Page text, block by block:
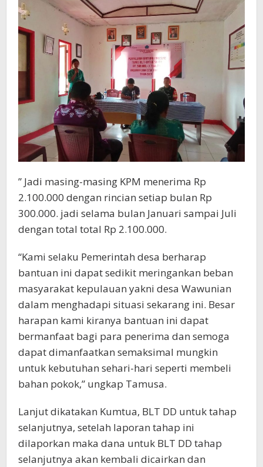
” Jadi masing-masing KPM menerima Rp
2.100.000 dengan rincian setiap bulan Rp
300.000. jadi selama bulan Januari sampai Juli
dengan total total Rp 2.100.000.
“Kami selaku Pemerintah desa berharap
bantuan ini dapat sedikit meringankan beban
masyarakat kepulauan yakni desa Wawunian
dalam menghadapi situasi sekarang ini. Besar
harapan kami kiranya bantuan ini dapat
bermanfaat bagi para penerima dan semoga
dapat dimanfaatkan semaksimal mungkin
untuk kebutuhan sehari-hari seperti membeli
bahan pokok,” ungkap Tamusa.
Lanjut dikatakan Kumtua, BLT DD untuk tahap
selanjutnya, setelah laporan tahap ini
dilaporkan maka dana untuk BLT DD tahap
selanjutnya akan kembali dicairkan dan